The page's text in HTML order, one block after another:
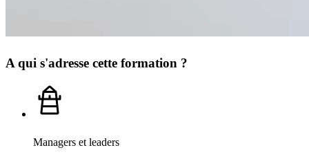
A qui s'adresse cette formation ?
Managers et leaders